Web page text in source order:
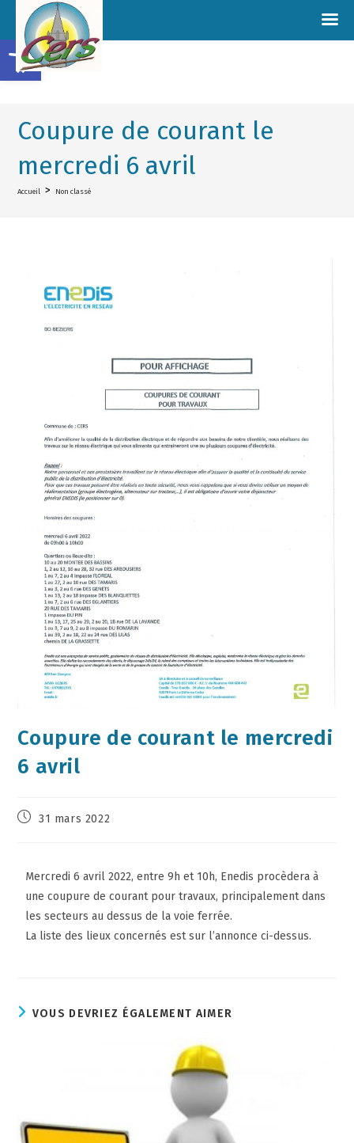
Coupure de courant le
mercredi 6 avril
Accueil > Non classé
Coupure de courant le mercredi
6 avril
31 mars 2022
Mercredi 6 avril 2022, entre 9h et 10h, Enedis procèdera à
une coupure de courant pour travaux, principalement dans
les secteurs au dessus de la voie ferrée.
La liste des lieux concernés est sur l’annonce ci-dessus.
VOUS DEVRIEZ ÉGALEMENT AIMER
Ouvrir la barre d’outils